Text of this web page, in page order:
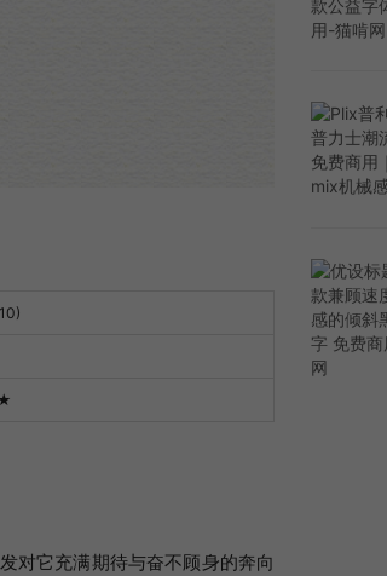
对它充满期待与奋不顾身的奔向